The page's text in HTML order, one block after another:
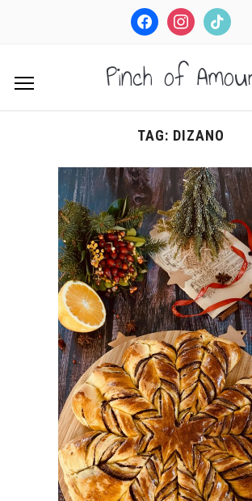
facebookinstagramtiktok
Pinch of
TAG: DIZANO